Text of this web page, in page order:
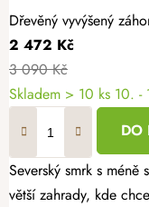
Dřevěný vyvýšený
2 472 Kč
3 090 Kč
Skladem > 10 ks 10. -
DO
Severský smrk s méně suky 100% přírodní materiál Čtyřstranně hoblovaný masiv Dopřejte si dostatek prostoru pro bohatou úrodu. Opálený dřevěný vyvýšený záhon 240 ×
větší zahrady, kde